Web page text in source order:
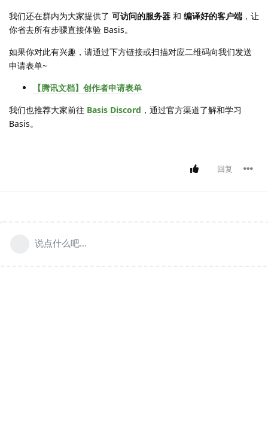
我们还在群内为大家提供了 可访问的服务器 和 编译好的客户端 ，让
你省去所有步骤直接体验 Basis。
如果你对此有兴趣，请通过下方链接或扫描对应二维码向我们发送
申请表单~
【腾讯文档】创作者申请表单
我们也推荐大家前往 Basis Discord ，通过官方渠道了解和学习
Basis。
回复
说点什么吧...